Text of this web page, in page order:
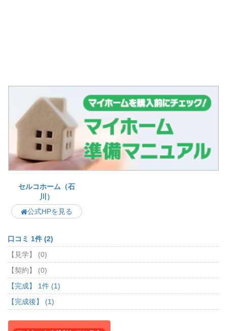
セルコホーム（石
川）
公式HPを見る
口コミ 1件 (2)
【見学】 (0)
【契約】 (0)
【完成】 1件 (1)
【完成後】 (1)